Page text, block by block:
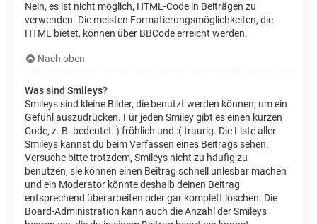
Nein, es ist nicht möglich, HTML-Code in Beiträgen zu
verwenden. Die meisten Formatierungsmöglichkeiten, die
HTML bietet, können über BBCode erreicht werden.
Nach oben
Was sind Smileys?
Smileys sind kleine Bilder, die benutzt werden können, um ein
Gefühl auszudrücken. Für jeden Smiley gibt es einen kurzen
Code, z. B. bedeutet :) fröhlich und :( traurig. Die Liste aller
Smileys kannst du beim Verfassen eines Beitrags sehen.
Versuche bitte trotzdem, Smileys nicht zu häufig zu
benutzen, sie können einen Beitrag schnell unlesbar machen
und ein Moderator könnte deshalb deinen Beitrag
entsprechend überarbeiten oder gar komplett löschen. Die
Board-Administration kann auch die Anzahl der Smileys